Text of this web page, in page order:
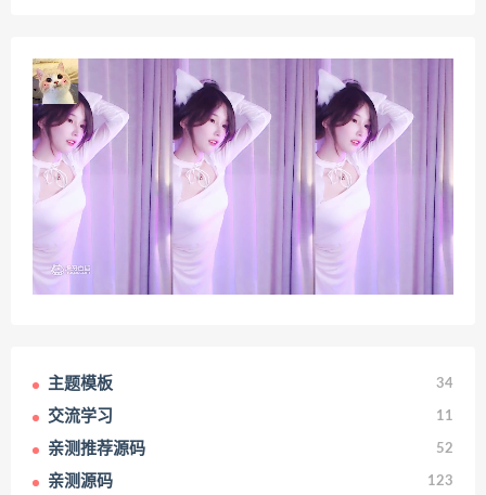
主题模板 34
交流学习 11
亲测推荐源码 52
亲测源码 123